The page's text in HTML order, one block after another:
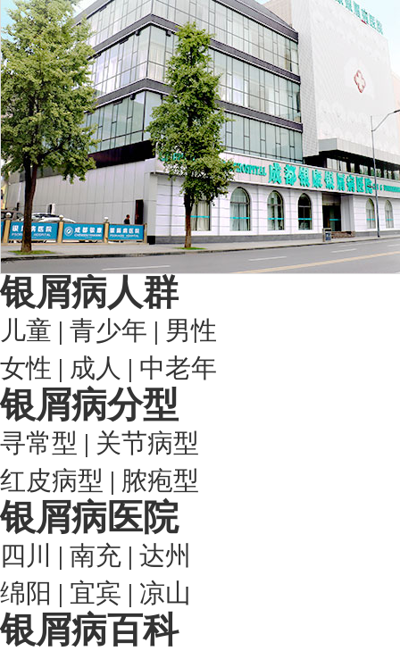
银屑病人群
儿童 | 青少年 | 男性
女性 | 成人 | 中老年
银屑病分型
寻常型 | 关节病型
红皮病型 | 脓疱型
银屑病医院
四川 | 南充 | 达州
绵阳 | 宜宾 | 凉山
银屑病百科